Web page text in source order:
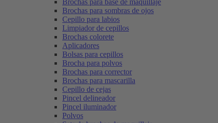
Brochas para base de maquillaje
Brochas para sombras de ojos
Cepillo para labios
Limpiador de cepillos
Brochas colorete
Aplicadores
Bolsas para cepillos
Brocha para polvos
Brochas para corrector
Brochas para mascarilla
Cepillo de cejas
Pincel delineador
Pincel iluminador
Polvos